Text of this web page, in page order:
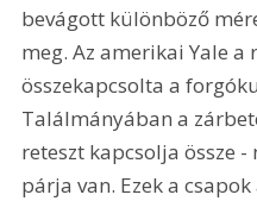
bevágott különböző
meg. Az amerikai Yale a
összekapcsolta a
Találmányában a
reteszt kapcsolja össze
párja van. Ezek a